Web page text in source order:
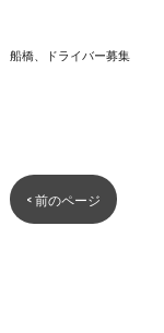
船橋、ドライバー募集
< 前のページ